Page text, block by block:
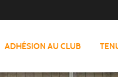
ADHÉSION AU CLUB